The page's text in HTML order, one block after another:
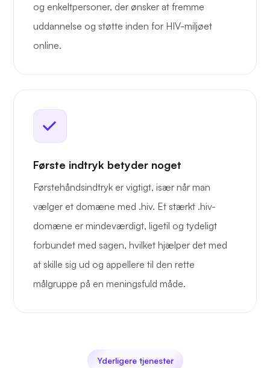
og enkeltpersoner, der ønsker at fremme
uddannelse og støtte inden for HIV-miljøet
online.
Første indtryk betyder noget
Førstehåndsindtryk er vigtigt, især når man
vælger et domæne med .hiv. Et stærkt .hiv-
domæne er mindeværdigt, ligetil og tydeligt
forbundet med sagen, hvilket hjælper det med
at skille sig ud og appellere til den rette
målgruppe på en meningsfuld måde.
Yderligere tjenester